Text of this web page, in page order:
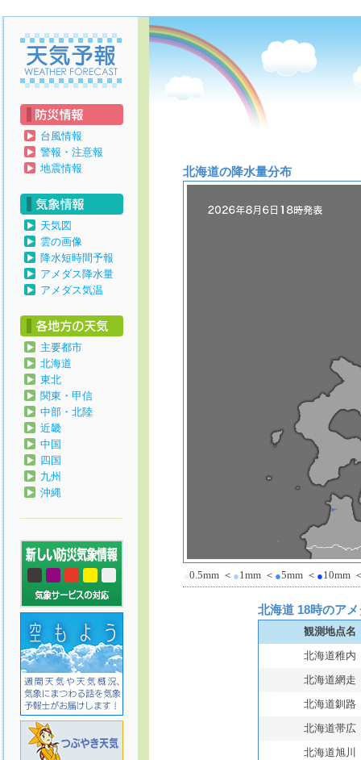
天気予報
台風情報
警報・注意報
地震情報
天気図
雲の画像
降水短時間予報
アメダス降水量
アメダス気温
主要都市
北海道
東北
関東・甲信
中部・北陸
近畿
中国
四国
九州
沖縄
北海道の降水量分布
0.5mm ＜ ●1mm ＜ ●5mm ＜ ●10mm
北海道 18時のア
観測地点名
北海道稚内
北海道網走
北海道釧路
北海道帯広
北海道旭川